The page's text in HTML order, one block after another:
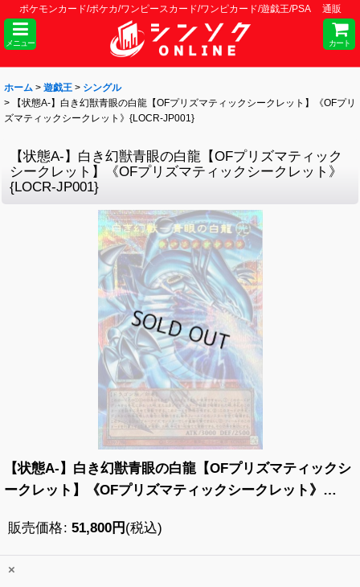
ポケモンカード/ポケカ/ワンピースカード/ワンピカード/遊戯王/PSA 通販
メニュー カート
ホーム > 遊戯王 > シングル
>
【状態A-】白き幻獣青眼の白龍【OFプリズマティックシークレット】《OFプリ
ズマティックシークレット》{LOCR-JP001}
【状態A-】白き幻獣青眼の白龍【OFプリズマティック
シークレット】《OFプリズマティックシークレット》
{LOCR-JP001}
【状態A-】白き幻獣青眼の白龍【OFプリズマティックシ
ークレット】《OFプリズマティックシークレット》
販売価格: 51,800円 (税込)
×